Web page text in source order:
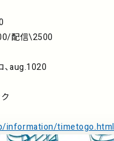
配信\2500
、aug.1020
information/timetogo.html